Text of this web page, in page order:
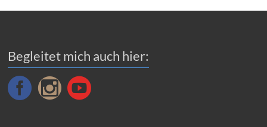
Begleitet mich auch hier: